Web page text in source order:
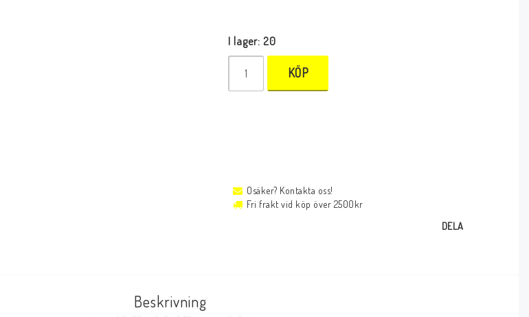
I lager: 20
KÖP
Osäker? Kontakta oss!
Fri frakt vid köp över 2500kr
DELA
Beskrivning